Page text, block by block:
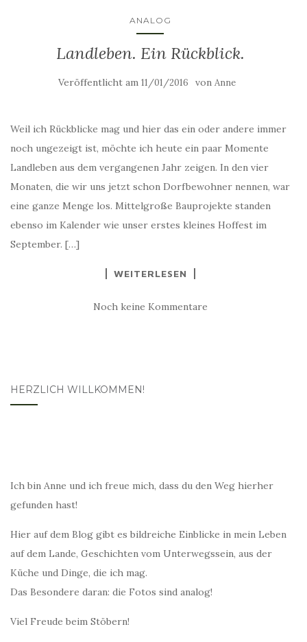
ANALOG
Landleben. Ein Rückblick.
Veröffentlicht am 11/01/2016 von Anne
Weil ich Rückblicke mag und hier das ein oder andere immer
noch ungezeigt ist, möchte ich heute ein paar Momente
Landleben aus dem vergangenen Jahr zeigen. In den vier
Monaten, die wir uns jetzt schon Dorfbewohner nennen, war
eine ganze Menge los. Mittelgroße Bauprojekte standen
ebenso im Kalender wie unser erstes kleines Hoffest im
September. […]
WEITERLESEN
Noch keine Kommentare
HERZLICH WILLKOMMEN!
Ich bin Anne und ich freue mich, dass du den Weg hierher
gefunden hast!
Hier auf dem Blog gibt es bildreiche Einblicke in mein Leben
auf dem Lande, Geschichten vom Unterwegssein, aus der
Küche und Dinge, die ich mag.
Das Besondere daran: die Fotos sind analog!
Viel Freude beim Stöbern!